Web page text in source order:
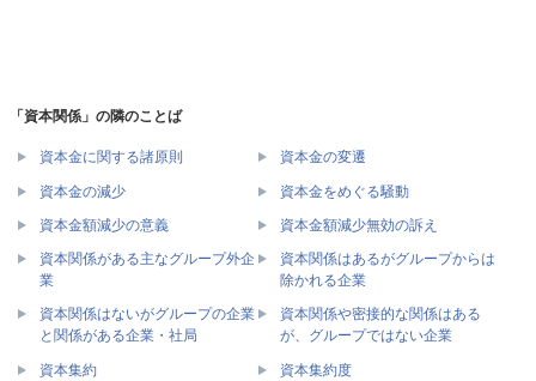
「資本関係」の隣のことば
資本金に関する諸原則 資本金の変遷
資本金の減少 資本金をめぐる騒動
資本金額減少の意義
資本金額減少無効の訴え
資本関係がある主なグループ外企
業
資本関係はあるがグループからは
除かれる企業
資本関係はないがグループの企業
と関係がある企業・社局
資本関係や密接的な関係はある
が、グループではない企業
資本集約 資本集約度